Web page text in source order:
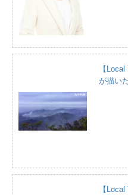
【
が描い
【